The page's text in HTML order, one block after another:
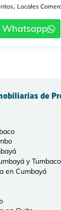
, Locales
Whatsapp
de
y Tumbaco
en Cumbayá